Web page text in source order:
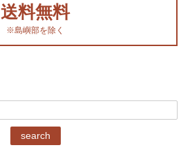
送料無料
※島嶼部を除く
search